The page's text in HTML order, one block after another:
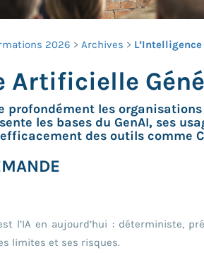
2026 Archives
Artificielle
profondément les
les bases du GenAI, ses
des outils comme
l’IA en aujourd’hui : déterministe,
limites et ses risques.